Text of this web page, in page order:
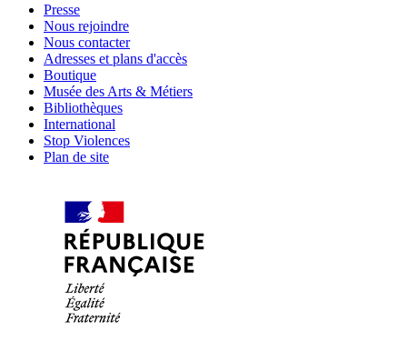
Presse
Nous rejoindre
Nous contacter
Adresses et plans d'accès
Boutique
Musée des Arts & Métiers
Bibliothèques
International
Stop Violences
Plan de site